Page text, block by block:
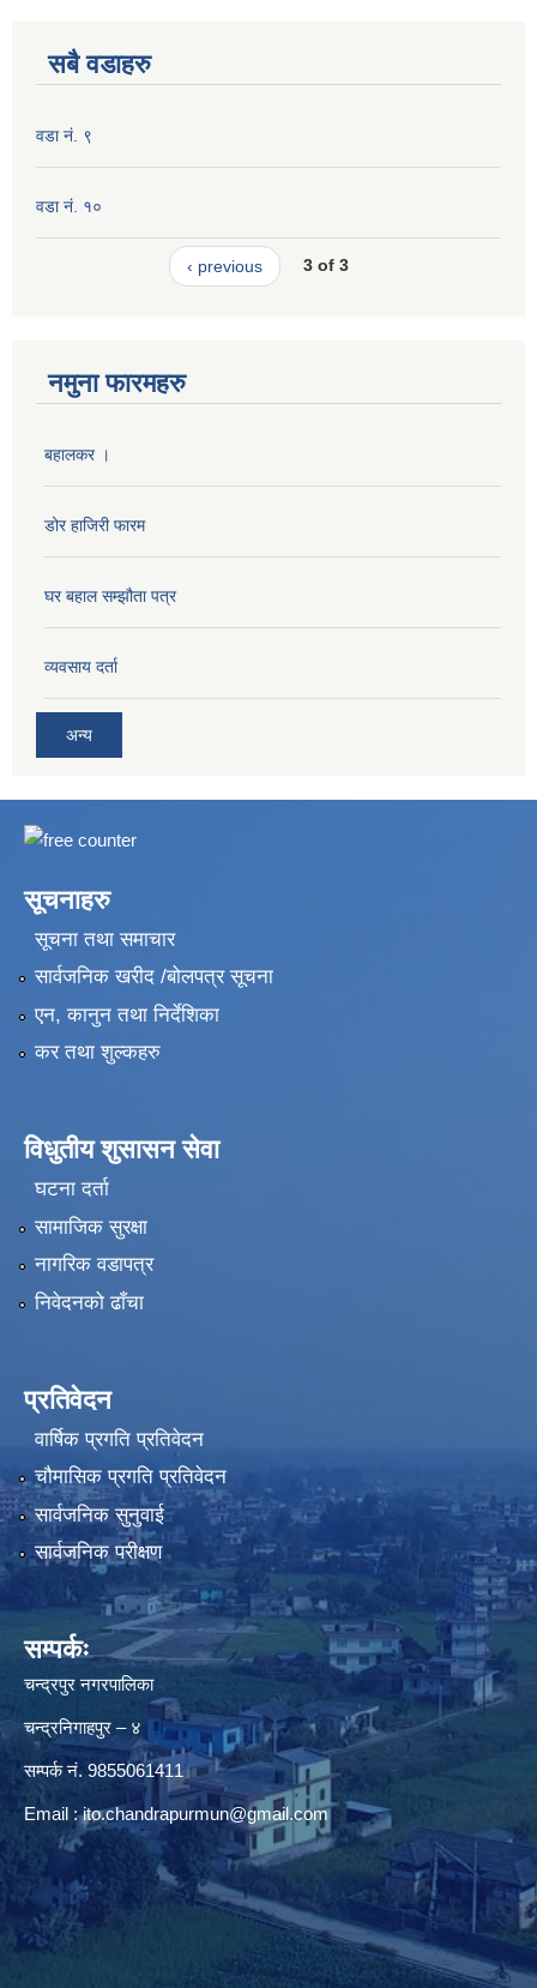
सबै वडाहरु
वडा नं. ९
वडा नं. १०
‹ previous 3 of 3
नमुना फारमहरु
बहालकर ।
डोर हाजिरी फारम
घर बहाल सम्झौता पत्र
व्यवसाय दर्ता
अन्य
सूचनाहरु
सूचना तथा समाचार
सार्वजनिक खरीद /बोलपत्र सूचना
एन, कानुन तथा निर्देशिका
कर तथा शुल्कहरु
विधुतीय शुसासन सेवा
घटना दर्ता
सामाजिक सुरक्षा
नागरिक वडापत्र
निवेदनको ढाँचा
प्रतिवेदन
वार्षिक प्रगति प्रतिवेदन
चौमासिक प्रगति प्रतिवेदन
सार्वजनिक सुनुवाई
सार्वजनिक परीक्षण
सम्पर्कः
चन्द्रपुर नगरपालिका
चन्द्रनिगाहपुर – ४
सम्पर्क नं. 9855061411
Email :ito.chandrapurmun@gmail.com